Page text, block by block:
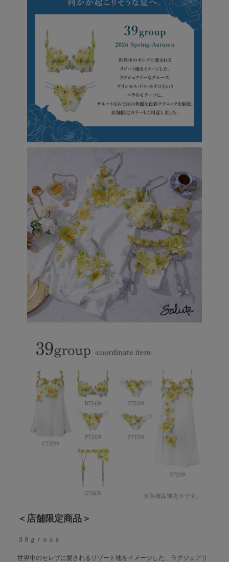
＜店舗限定商品＞
３９ｇｒｏｕｐ
世界中のセレブに愛されるリゾート地をイメージした、ラグジュアリ